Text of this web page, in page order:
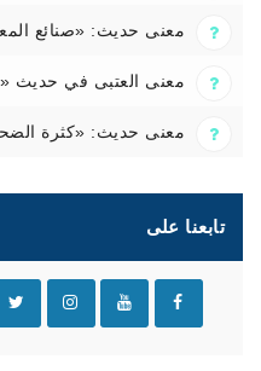
معنى حديث: «صنائع
معنى العتبى في حديث
معنى حديث: «كثرة
تابعنا على